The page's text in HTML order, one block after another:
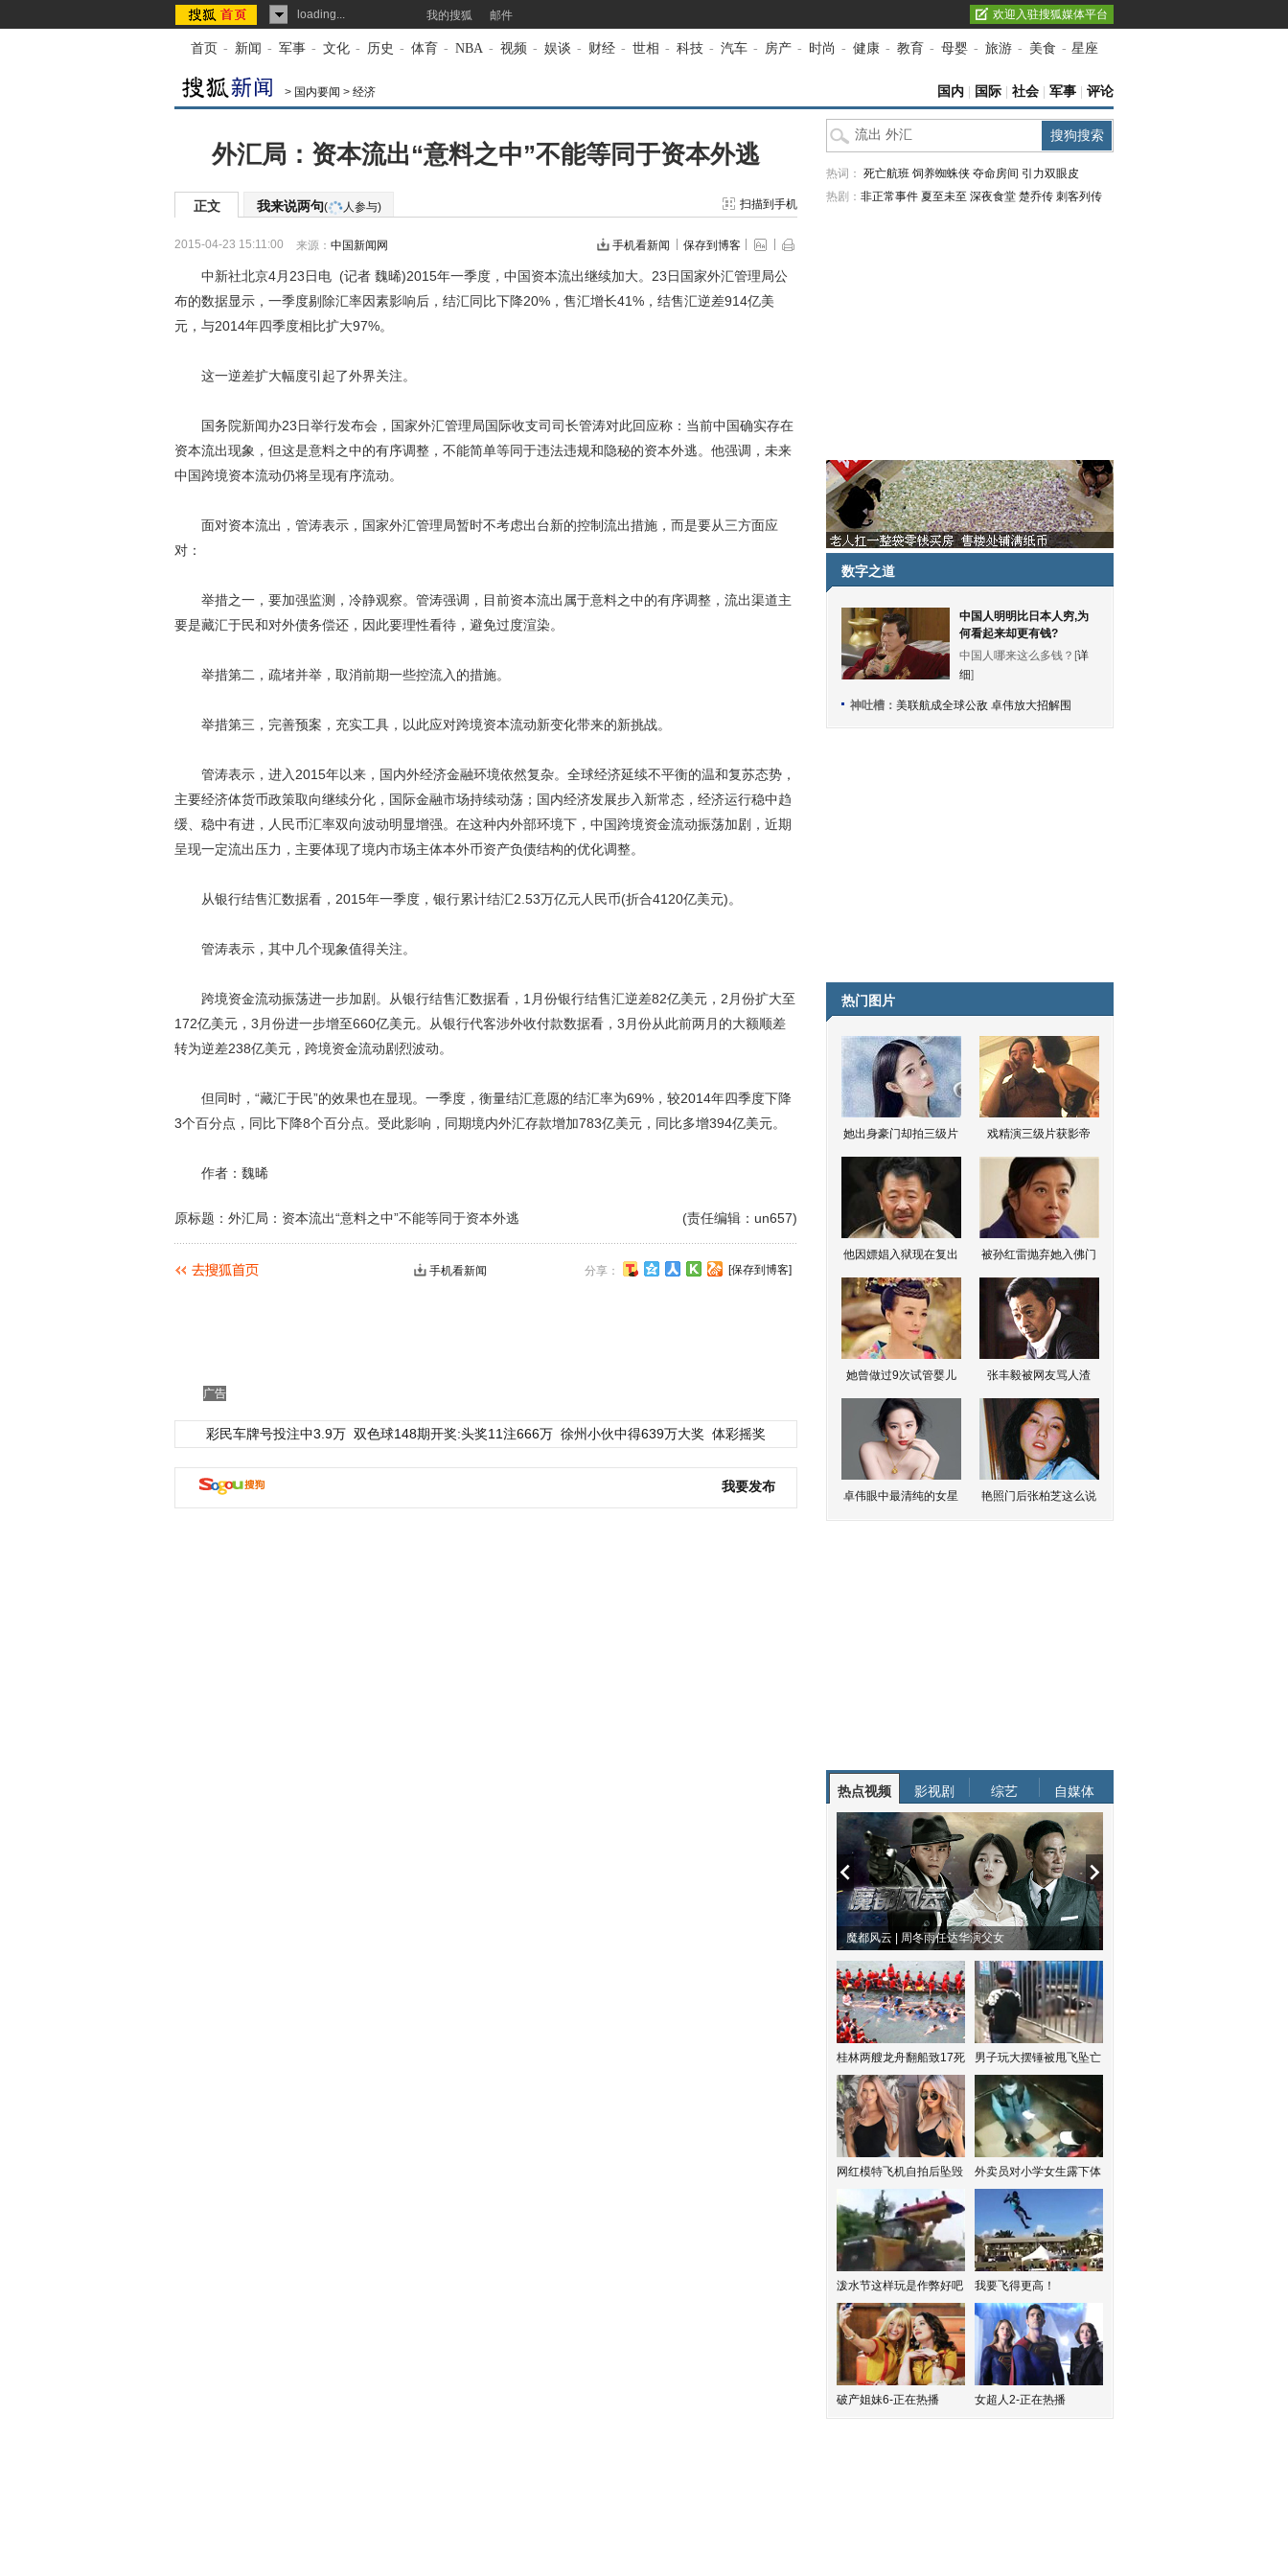
loading... 我的搜狐 邮件 欢迎入驻搜狐媒体平台
首页 - 新闻 - 军事 - 文化 - 历史 - 体育 - NBA - 视频 - 娱谈 - 财经 - 世相 - 科技 - 汽车 - 房产 - 时尚 - 健康 - 教育 - 母婴 - 旅游 - 美食 - 星座
> 国内要闻 > 经济 国内 国际 社会 军事 评论
外汇局：资本流出“意料之中”不能等同于资本外逃
正文 我来说两句( 人参与) 扫描到手机
2015-04-23 15:11:00 来源： 中国新闻网 手机看新闻 保存到博客
中新社北京4月23日电 (记者 魏晞)2015年一季度，中国资本流出继续加大。23日国家外汇管理局公
布的数据显示，一季度剔除汇率因素影响后，结汇同比下降20%，售汇增长41%，结售汇逆差914亿美
元，与2014年四季度相比扩大97%。
这一逆差扩大幅度引起了外界关注。
国务院新闻办23日举行发布会，国家外汇管理局国际收支司司长管涛对此回应称：当前中国确实存在
资本流出现象，但这是意料之中的有序调整，不能简单等同于违法违规和隐秘的资本外逃。他强调，未来
中国跨境资本流动仍将呈现有序流动。
面对资本流出，管涛表示，国家外汇管理局暂时不考虑出台新的控制流出措施，而是要从三方面应
对：
举措之一，要加强监测，冷静观察。管涛强调，目前资本流出属于意料之中的有序调整，流出渠道主
要是藏汇于民和对外债务偿还，因此要理性看待，避免过度渲染。
举措第二，疏堵并举，取消前期一些控流入的措施。
举措第三，完善预案，充实工具，以此应对跨境资本流动新变化带来的新挑战。
管涛表示，进入2015年以来，国内外经济金融环境依然复杂。全球经济延续不平衡的温和复苏态势，
主要经济体货币政策取向继续分化，国际金融市场持续动荡；国内经济发展步入新常态，经济运行稳中趋
缓、稳中有进，人民币汇率双向波动明显增强。在这种内外部环境下，中国跨境资金流动振荡加剧，近期
呈现一定流出压力，主要体现了境内市场主体本外币资产负债结构的优化调整。
从银行结售汇数据看，2015年一季度，银行累计结汇2.53万亿元人民币(折合4120亿美元)。
管涛表示，其中几个现象值得关注。
跨境资金流动振荡进一步加剧。从银行结售汇数据看，1月份银行结售汇逆差82亿美元，2月份扩大至
172亿美元，3月份进一步增至660亿美元。从银行代客涉外收付款数据看，3月份从此前两月的大额顺差
转为逆差238亿美元，跨境资金流动剧烈波动。
但同时，“藏汇于民”的效果也在显现。一季度，衡量结汇意愿的结汇率为69%，较2014年四季度下降
3个百分点，同比下降8个百分点。受此影响，同期境内外汇存款增加783亿美元，同比多增394亿美元。
作者：魏晞
(责任编辑：un657)
原标题：外汇局：资本流出“意料之中”不能等同于资本外逃
分享： [保存到博客]
手机看新闻
广告
彩民车牌号投注中3.9万 双色球148期开奖:头奖11注666万 徐州小伙中得639万大奖 体彩摇奖
我要发布
热词： 死亡航班 饲养蜘蛛侠 夺命房间 引力双眼皮
热剧： 非正常事件 夏至未至 深夜食堂 楚乔传 刺客列传
数字之道
中国人明明比日本人穷,为
何看起来却更有钱?
中国人哪来这么多钱？[详
细]
神吐槽： 美联航成全球公敌 卓伟放大招解围
热门图片
她出身豪门却拍三级片 戏精演三级片获影帝
他因嫖娼入狱现在复出 被孙红雷抛弃她入佛门
她曾做过9次试管婴儿 张丰毅被网友骂人渣
卓伟眼中最清纯的女星 艳照门后张柏芝这么说
热点视频 影视剧 综艺 自媒体
魔都风云 | 周冬雨任达华演父女
桂林两艘龙舟翻船致17死 男子玩大摆锤被甩飞坠亡
网红模特飞机自拍后坠毁 外卖员对小学女生露下体
泼水节这样玩是作弊好吧 我要飞得更高！
破产姐妹6-正在热播 女超人2-正在热播